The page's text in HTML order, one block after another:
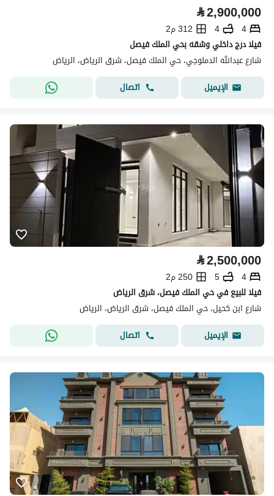
⃁2,900,000
4
4
312 م2
فيلا درج داخلي وشقه بحي الملك فيصل
شارع عبدالله الدملوجي، حي الملك فيصل، شرق الرياض، الرياض
الإيميل
اتصال
⃁2,500,000
4
5
250 م2
فيلا للبيع في حي الملك فيصل، شرق الرياض
شارع ابن كحيل، حي الملك فيصل، شرق الرياض، الرياض
الإيميل
اتصال